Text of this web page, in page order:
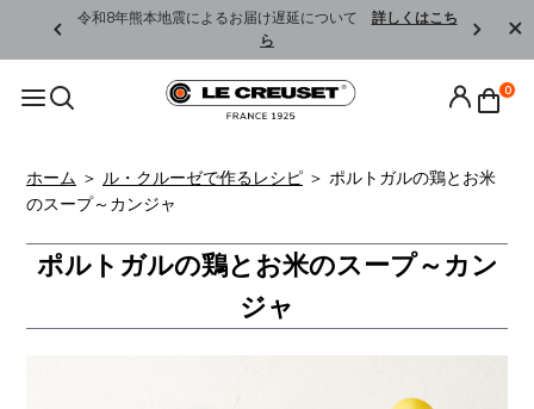
令和8年熊本地震によるお届け遅延について 詳しくはこち
ら
0
ホーム ＞ ル・クルーゼで作るレシピ ＞ ポルトガルの鶏とお米
のスープ～カンジャ
ポルトガルの鶏とお米のスープ～カン
ジャ